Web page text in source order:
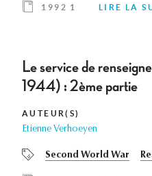
1992 1 LIRE LA
Le service de
1944) : 2ème partie
AUTEUR(S)
Etienne Verhoeyen
Second World War